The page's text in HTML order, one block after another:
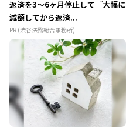
返済を3～6ヶ月停止して『大幅に
減額してから返済...
PR (渋谷法務総合事務所)